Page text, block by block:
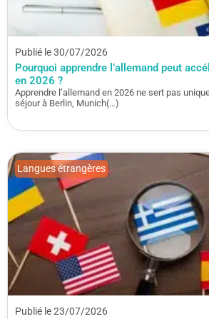
Publié le 30/07/2026
Pourquoi apprendre l’allemand peut
en 2026 ?
Apprendre l’allemand en 2026 ne sert pas
séjour à Berlin, Munich(…)
Publié le 23/07/2026
Langues étrangères